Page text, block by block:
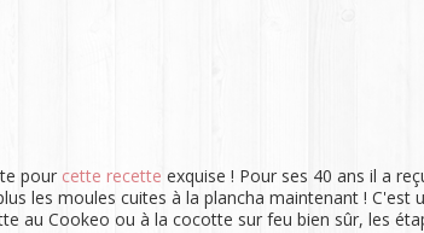
pour cette recette exquise ! Pour ses 40 ans il a
les moules cuites à la plancha maintenant !
au Cookeo ou à la cocotte sur feu bien sûr, les